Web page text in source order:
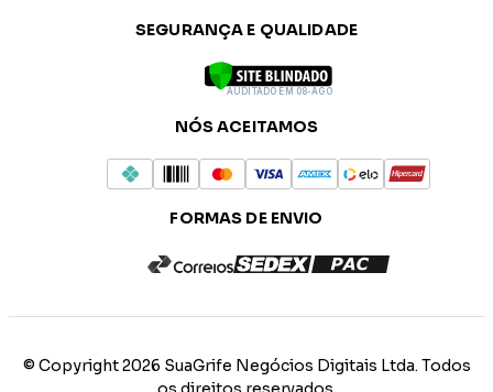
SEGURANÇA E QUALIDADE
AUDITADO EM 08-AGO
NÓS ACEITAMOS
FORMAS DE ENVIO
© Copyright 2026 SuaGrife Negócios Digitais Ltda. Todos